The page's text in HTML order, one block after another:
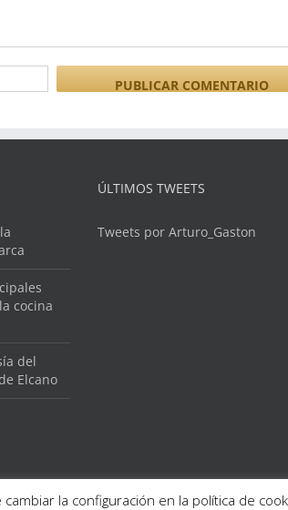
cocina
del
Elcano
ÚLTIMOS TWEETS
Tweets por Arturo_Gaston
la configuración en la política de